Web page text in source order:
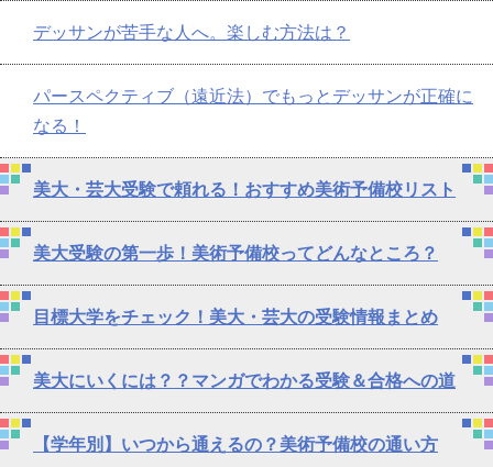
デッサンが苦手な人へ。楽しむ方法は？
パースペクティブ（遠近法）でもっとデッサンが正確に
なる！
美大・芸大受験で頼れる！おすすめ美術予備校リスト
美大受験の第一歩！美術予備校ってどんなところ？
目標大学をチェック！美大・芸大の受験情報まとめ
美大にいくには？？マンガでわかる受験＆合格への道
【学年別】いつから通えるの？美術予備校の通い方